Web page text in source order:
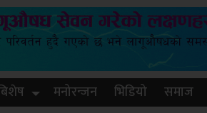
मनोरन्जन भिडियो समाज